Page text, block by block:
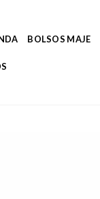
BOLSOS MAJE